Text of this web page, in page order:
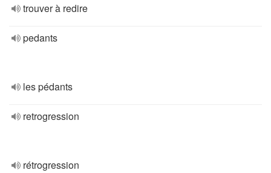
trouver à redire
pedants
les pédants
retrogression
rétrogression